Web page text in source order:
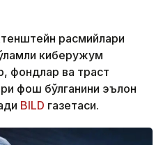
расмийлари
киберҳужум
фондлар ва траст
фош бўлганини эълон
BILD газетаси.